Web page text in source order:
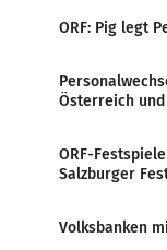
ORF: Pig legt
Österreich
ORF-
Salzburger
Volksbanken